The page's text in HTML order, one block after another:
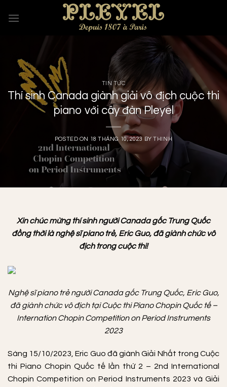
TIN TỨC
Thí sinh Canada giành giải vô địch cuộc thi
piano với cây đàn Pleyel
POSTED ON 18 THÁNG 10, 2023 BYTHINH
Xin chúc mừng thí sinh người Canada gốc Trung Quốc
đồng thời là nghệ sĩ piano trẻ, Eric Guo, đã giành chức vô
địch trong cuộc thi!
Nghệ sĩ piano trẻ người Canada gốc Trung Quốc, Eric Guo,
đã giành chức vô địch tại Cuộc thi Piano Chopin Quốc tế –
Internation Chopin Competition on Period Instruments
2023
Sáng 15/10/2023, Eric Guo đã giành Giải Nhất trong Cuộc
thi Piano Chopin Quốc tế lần thứ 2 – 2nd International
Chopin Competition on Period Instruments 2023 và Giải